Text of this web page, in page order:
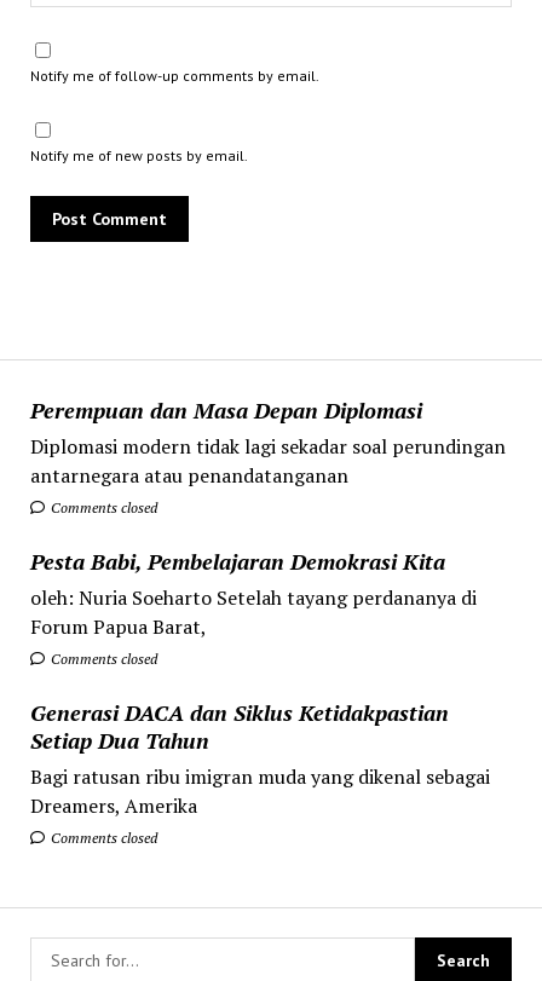
Perempuan dan Masa Depan Diplomasi
Diplomasi modern tidak lagi sekadar soal perundingan
antarnegara atau penandatanganan
Comments closed
Pesta Babi, Pembelajaran Demokrasi Kita
oleh: Nuria Soeharto Setelah tayang perdananya di
Forum Papua Barat,
Comments closed
Generasi DACA dan Siklus Ketidakpastian
Setiap Dua Tahun
Bagi ratusan ribu imigran muda yang dikenal sebagai
Dreamers, Amerika
Comments closed
Notify me of follow-up comments by email.
Notify me of new posts by email.